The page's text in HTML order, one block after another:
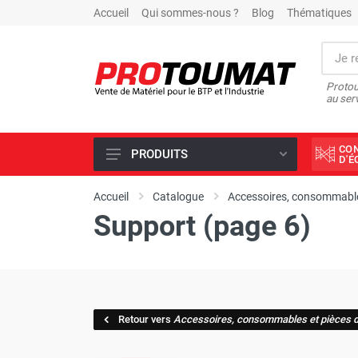
Accueil Qui sommes-nous ? Blog Thématiques
au
PROMOTIONS D'USINE
OUTILS DIAMANT
SCIAGE ET FORAGE
MALAXEUR
PRODUITS
Accueil Catalogue Accessoires,
Support (page 6)
Retour vers Accessoires, consommables et pièces